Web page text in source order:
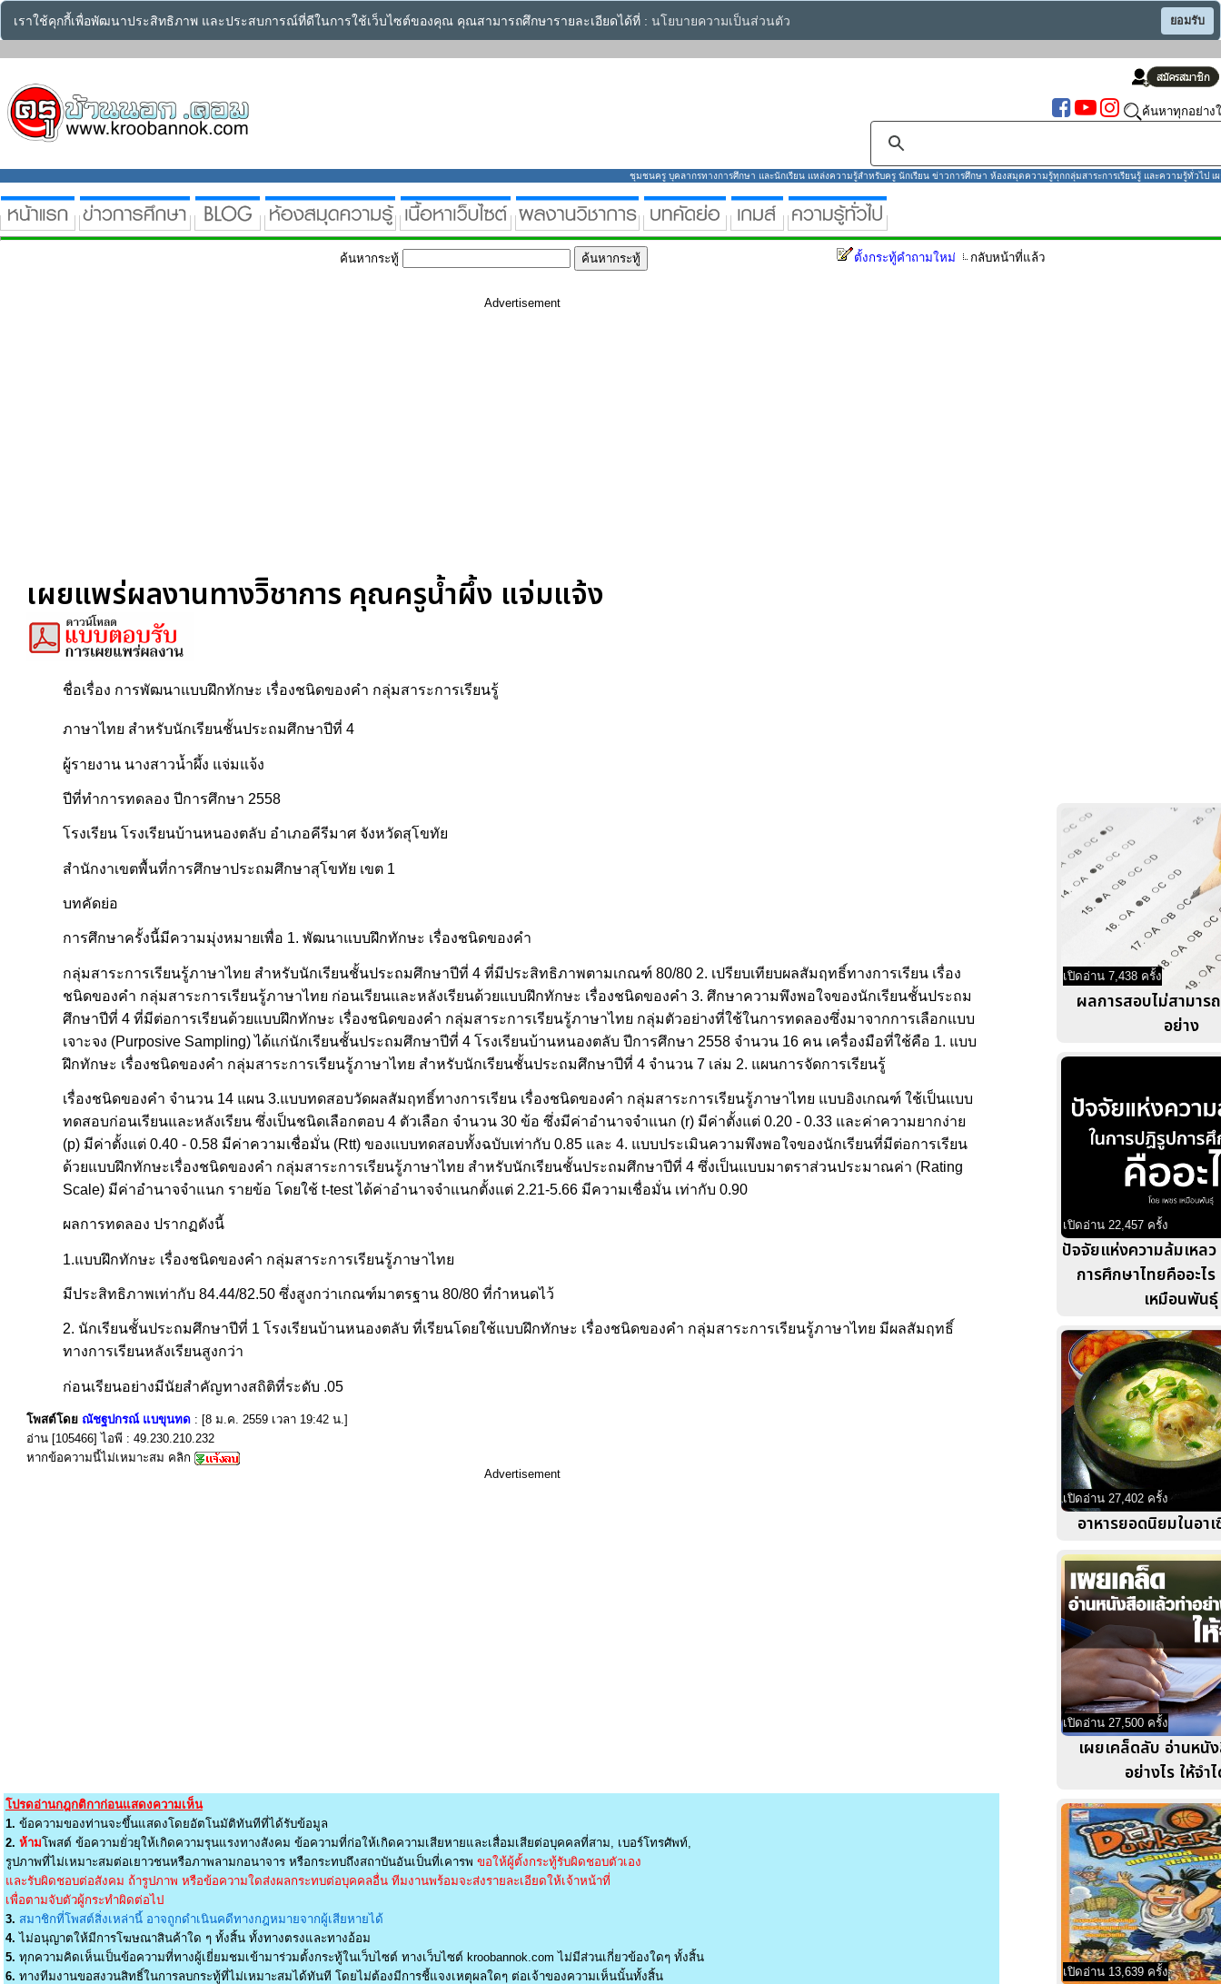
เราใช้คุกกี้เพื่อพัฒนาประสิทธิภาพ และประสบการณ์ที่ดีในการใช้เว็บไซต์ของคุณ คุณสามารถศึกษารายละเอียดได้ที่ : นโยบายความเป็นส่วนตัว ยอมรับ
ค้นหาทุกอย่าง
ชุมชนครู บุคลากรทางการศึกษา และนักเรียน แหล่งความรู้สำหรับครู นักเรียน ข่าวการศึกษา ห้องสมุดความรู้ทุกกลุ่มสาระการเรียนรู้ และความรู้ทั่วไป เ
ค้นหากระทู้ ตั้งกระทู้คำถามใหม่ กลับหน้าที่แล้ว
Advertisement
เผยแพร่ผลงานทางวิิชาการ คุณครูน้ำผึ้ง แจ่มแจ้ง
ชื่อเรื่อง การพัฒนาแบบฝึกทักษะ เรื่องชนิดของคำ กลุ่มสาระการเรียนรู้
ภาษาไทย สำหรับนักเรียนชั้นประถมศึกษาปีที่ 4
ผู้รายงาน นางสาวน้ำผึ้ง แจ่มแจ้ง
ปีที่ทำการทดลอง ปีการศึกษา 2558
โรงเรียน โรงเรียนบ้านหนองตลับ อำเภอคีรีมาศ จังหวัดสุโขทัย
สำนักงาเขตพื้นที่การศึกษาประถมศึกษาสุโขทัย เขต 1
บทคัดย่อ
การศึกษาครั้งนี้มีความมุ่งหมายเพื่อ 1. พัฒนาแบบฝึกทักษะ เรื่องชนิดของคำ
กลุ่มสาระการเรียนรู้ภาษาไทย สำหรับนักเรียนชั้นประถมศึกษาปีที่ 4 ที่มีประสิทธิภาพตามเกณฑ์ 80/80 2. เปรียบเทียบผลสัมฤทธิ์ทางการเรียน เรื่อง
ชนิดของคำ กลุ่มสาระการเรียนรู้ภาษาไทย ก่อนเรียนและหลังเรียนด้วยแบบฝึกทักษะ เรื่องชนิดของคำ 3. ศึกษาความพึงพอใจของนักเรียนชั้นประถม
ศึกษาปีที่ 4 ที่มีต่อการเรียนด้วยแบบฝึกทักษะ เรื่องชนิดของคำ กลุ่มสาระการเรียนรู้ภาษาไทย กลุ่มตัวอย่างที่ใช้ในการทดลองซึ่งมาจากการเลือกแบบ
เจาะจง (Purposive Sampling) ได้แก่นักเรียนชั้นประถมศึกษาปีที่ 4 โรงเรียนบ้านหนองตลับ ปีการศึกษา 2558 จำนวน 16 คน เครื่องมือที่ใช้คือ 1. แบบ
ฝึกทักษะ เรื่องชนิดของคำ กลุ่มสาระการเรียนรู้ภาษาไทย สำหรับนักเรียนชั้นประถมศึกษาปีที่ 4 จำนวน 7 เล่ม 2. แผนการจัดการเรียนรู้
เรื่องชนิดของคำ จำนวน 14 แผน 3.แบบทดสอบวัดผลสัมฤทธิ์ทางการเรียน เรื่องชนิดของคำ กลุ่มสาระการเรียนรู้ภาษาไทย แบบอิงเกณฑ์ ใช้เป็นแบบ
ทดสอบก่อนเรียนและหลังเรียน ซึ่งเป็นชนิดเลือกตอบ 4 ตัวเลือก จำนวน 30 ข้อ ซึ่งมีค่าอำนาจจำแนก (r) มีค่าตั้งแต่ 0.20 - 0.33 และค่าความยากง่าย
(p) มีค่าตั้งแต่ 0.40 - 0.58 มีค่าความเชื่อมั่น (Rtt) ของแบบทดสอบทั้งฉบับเท่ากับ 0.85 และ 4. แบบประเมินความพึงพอใจของนักเรียนที่มีต่อการเรียน
ด้วยแบบฝึกทักษะเรื่องชนิดของคำ กลุ่มสาระการเรียนรู้ภาษาไทย สำหรับนักเรียนชั้นประถมศึกษาปีที่ 4 ซึ่งเป็นแบบมาตราส่วนประมาณค่า (Rating
Scale) มีค่าอำนาจจำแนก รายข้อ โดยใช้ t-test ได้ค่าอำนาจจำแนกตั้งแต่ 2.21-5.66 มีความเชื่อมั่น เท่ากับ 0.90
ผลการทดลอง ปรากฏดังนี้
1.แบบฝึกทักษะ เรื่องชนิดของคำ กลุ่มสาระการเรียนรู้ภาษาไทย
มีประสิทธิภาพเท่ากับ 84.44/82.50 ซึ่งสูงกว่าเกณฑ์มาตรฐาน 80/80 ที่กำหนดไว้
2. นักเรียนชั้นประถมศึกษาปีที่ 1 โรงเรียนบ้านหนองตลับ ที่เรียนโดยใช้แบบฝึกทักษะ เรื่องชนิดของคำ กลุ่มสาระการเรียนรู้ภาษาไทย มีผลสัมฤทธิ์
ทางการเรียนหลังเรียนสูงกว่า
ก่อนเรียนอย่างมีนัยสำคัญทางสถิติที่ระดับ .05
โพสต์โดย ณัชฐปกรณ์ แบขุนทด : [8 ม.ค. 2559 เวลา 19:42 น.]
อ่าน [105466] ไอพี : 49.230.210.232
หากข้อความนี้ไม่เหมาะสม คลิก
Advertisement
โปรดอ่านกฎกติกาก่อนแสดงความเห็น
1. ข้อความของท่านจะขึ้นแสดงโดยอัตโนมัติทันทีที่ได้รับข้อมูล
2. ห้ามโพสต์ ข้อความยั่วยุให้เกิดความรุนแรงทางสังคม ข้อความที่ก่อให้เกิดความเสียหายและเสื่อมเสียต่อบุคคลที่สาม, เบอร์โทรศัพท์,
รูปภาพที่ไม่เหมาะสมต่อเยาวชนหรือภาพลามกอนาจาร หรือกระทบถึงสถาบันอันเป็นที่เคารพ ขอให้ผู้ตั้งกระทู้รับผิดชอบตัวเอง
และรับผิดชอบต่อสังคม ถ้ารูปภาพ หรือข้อความใดส่งผลกระทบต่อบุคคลอื่น ทีมงานพร้อมจะส่งรายละเอียดให้เจ้าหน้าที่
เพื่อตามจับตัวผู้กระทำผิดต่อไป
3. สมาชิกที่โพสต์สิ่งเหล่านี้ อาจถูกดำเนินคดีทางกฎหมายจากผู้เสียหายได้
4. ไม่อนุญาตให้มีการโฆษณาสินค้าใด ๆ ทั้งสิ้น ทั้งทางตรงและทางอ้อม
5. ทุกความคิดเห็นเป็นข้อความที่ทางผู้เยี่ยมชมเข้ามาร่วมตั้งกระทู้ในเว็บไซต์ ทางเว็บไซต์ kroobannok.com ไม่มีส่วนเกี่ยวข้องใดๆ ทั้งสิ้น
6. ทางทีมงานขอสงวนสิทธิ์ในการลบกระทู้ที่ไม่เหมาะสมได้ทันที โดยไม่ต้องมีการชี้แจงเหตุผลใดๆ ต่อเจ้าของความเห็นนั้นทั้งสิ้น
เปิดอ่าน 7,438 ครั้ง
ผลการสอบไม่สามาร
อย่าง
เปิดอ่าน 22,457 ครั้ง
ปัจจัยแห่งความล้มเหล
การศึกษาไทยคืออะไ
เหมือนพันธุ์
เปิดอ่าน 27,402 ครั้ง
อาหารยอดนิยมในอา
เปิดอ่าน 27,500 ครั้ง
เผยเคล็ดลับ อ่านหนั
อย่างไร ให้จำ
เปิดอ่าน 13,639 ครั้ง